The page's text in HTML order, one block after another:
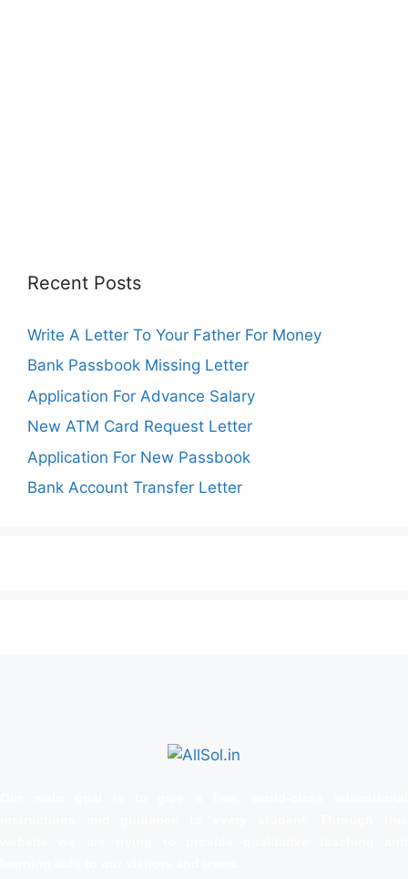
Recent Posts
Write A Letter To Your Father For Money
Bank Passbook Missing Letter
Application For Advance Salary
New ATM Card Request Letter
Application For New Passbook
Bank Account Transfer Letter